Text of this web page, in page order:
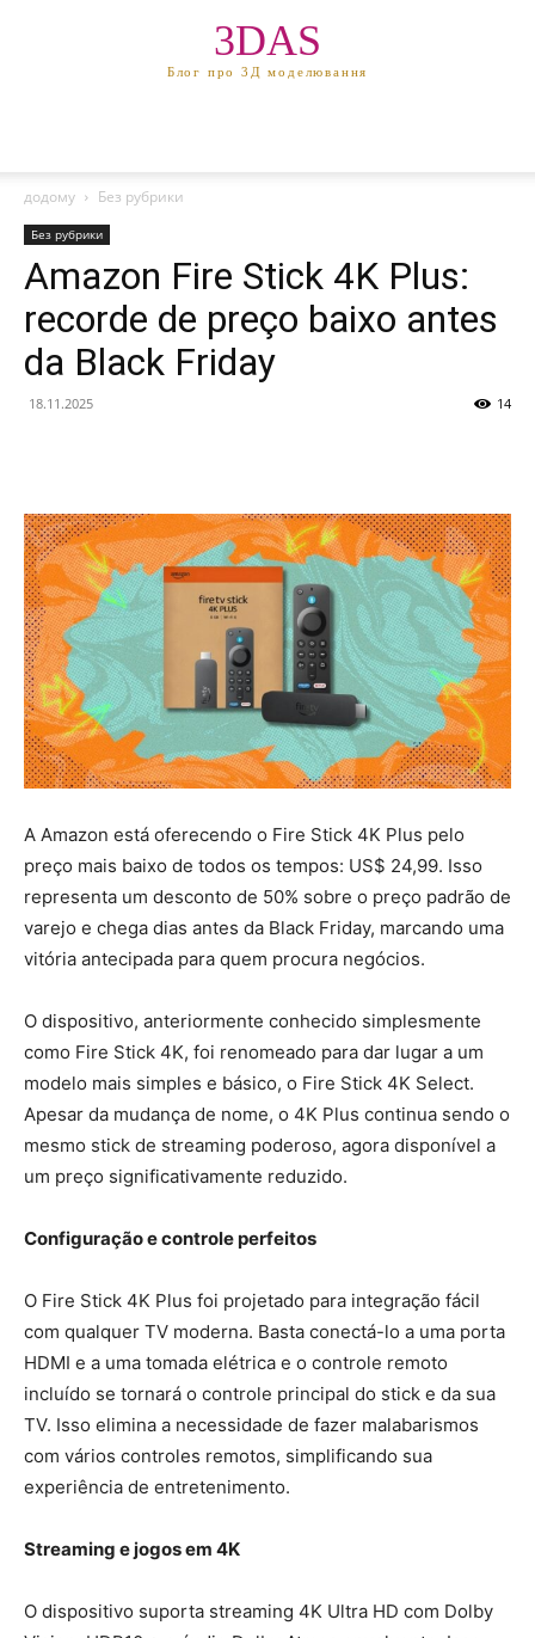
3DAS
Блог про 3Д моделювання
додому Без рубрики
Без рубрики
Amazon Fire Stick 4K Plus:
recorde de preço baixo antes
da Black Friday
18.11.2025 14
A Amazon está oferecendo o Fire Stick 4K Plus pelo
preço mais baixo de todos os tempos: US$ 24,99. Isso
representa um desconto de 50% sobre o preço padrão de
varejo e chega dias antes da Black Friday, marcando uma
vitória antecipada para quem procura negócios.
O dispositivo, anteriormente conhecido simplesmente
como Fire Stick 4K, foi renomeado para dar lugar a um
modelo mais simples e básico, o Fire Stick 4K Select.
Apesar da mudança de nome, o 4K Plus continua sendo o
mesmo stick de streaming poderoso, agora disponível a
um preço significativamente reduzido.
Configuração e controle perfeitos
O Fire Stick 4K Plus foi projetado para integração fácil
com qualquer TV moderna. Basta conectá-lo a uma porta
HDMI e a uma tomada elétrica e o controle remoto
incluído se tornará o controle principal do stick e da sua
TV. Isso elimina a necessidade de fazer malabarismos
com vários controles remotos, simplificando sua
experiência de entretenimento.
Streaming e jogos em 4K
O dispositivo suporta streaming 4K Ultra HD com Dolby